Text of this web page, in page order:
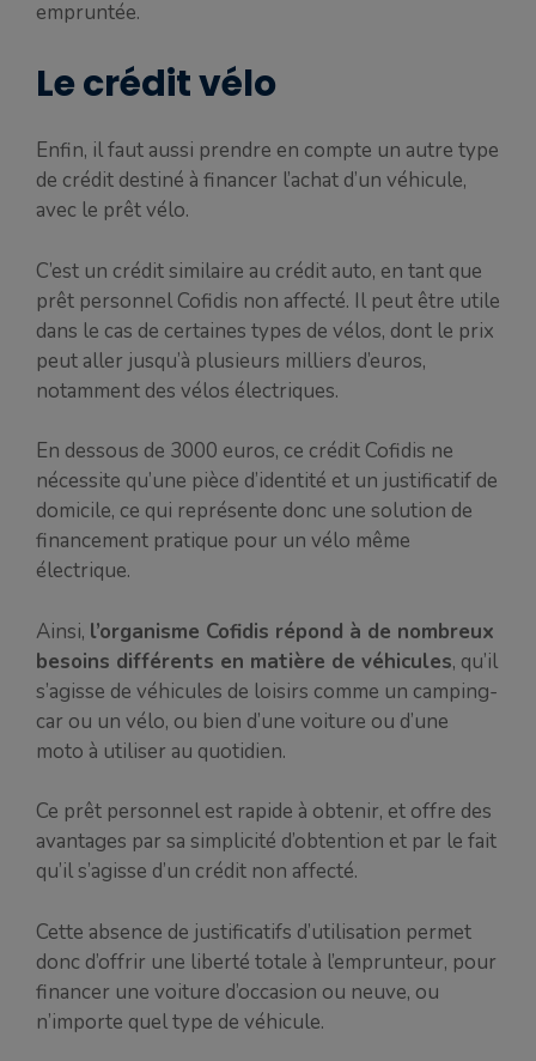
empruntée.
Le crédit vélo
Enfin, il faut aussi prendre en compte un autre type
de crédit destiné à financer l’achat d’un véhicule,
avec le prêt vélo.
C’est un crédit similaire au crédit auto, en tant que
prêt personnel Cofidis non affecté. Il peut être utile
dans le cas de certaines types de vélos, dont le prix
peut aller jusqu’à plusieurs milliers d’euros,
notamment des vélos électriques.
En dessous de 3000 euros, ce crédit Cofidis ne
nécessite qu’une pièce d’identité et un justificatif de
domicile, ce qui représente donc une solution de
financement pratique pour un vélo même
électrique.
Ainsi, l’organisme Cofidis répond à de nombreux
besoins différents en matière de véhicules, qu’il
s’agisse de véhicules de loisirs comme un camping-
car ou un vélo, ou bien d’une voiture ou d’une
moto à utiliser au quotidien.
Ce prêt personnel est rapide à obtenir, et offre des
avantages par sa simplicité d’obtention et par le fait
qu’il s’agisse d’un crédit non affecté.
Cette absence de justificatifs d’utilisation permet
donc d’offrir une liberté totale à l’emprunteur, pour
financer une voiture d’occasion ou neuve, ou
n’importe quel type de véhicule.